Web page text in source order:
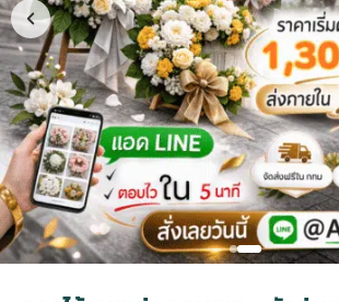
จัดดอกไม้หน้าศพ
ดอกไม้หน้าหีบ
ดอกไม้หน้างานศพ
ดอกไม้หน้าโลง
สั่งพวงหรีด
ร้านพวงหรีด
ดอกไม้พวงหรีด
พวงหรีดปทุม
มรุสีขาว
ไม้หน้าเมรุ
กไม้หน้าเมรุ
น้าเมรุ ราคา
ไม้งานแต่ง ราคาถูก
ไม้งานแต่ง กรุงเทพ
อกไม้งานแต่ง
ดอกไม้งานแต่ง
พวงหรีดพัดลม ราคาถูก
พวงหรีดพัดลม กรุงเทพ
พวงหรีดพัดลม ส่งด่วน
สั่งพวงหรีดพัดลม
รับจัดงานศพ ครบวงจร
รับจัดงานศพ กรุงเทพ
แพ็คเกจจัดงานศพ
ค่าใช้จ่ายจัดงานศพ